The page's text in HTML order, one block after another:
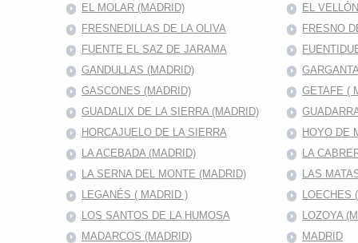
EL MOLAR (MADRID)
EL
FRESNEDILLAS DE LA OLIVA
FRESNO
FUENTE EL SAZ DE JARAMA
GANDULLAS (MADRID)
GASCONES (MADRID)
GETAFE (
GUADALIX DE LA SIERRA (MADRID)
HORCAJUELO DE LA SIERRA
HOYO DE
LA ACEBADA (MADRID)
LA
LA SERNA DEL MONTE (MADRID)
LAS
LEGANÉS ( MADRID )
LOECHES
LOS SANTOS DE LA HUMOSA
LOZOYA
MADARCOS (MADRID)
MADRID